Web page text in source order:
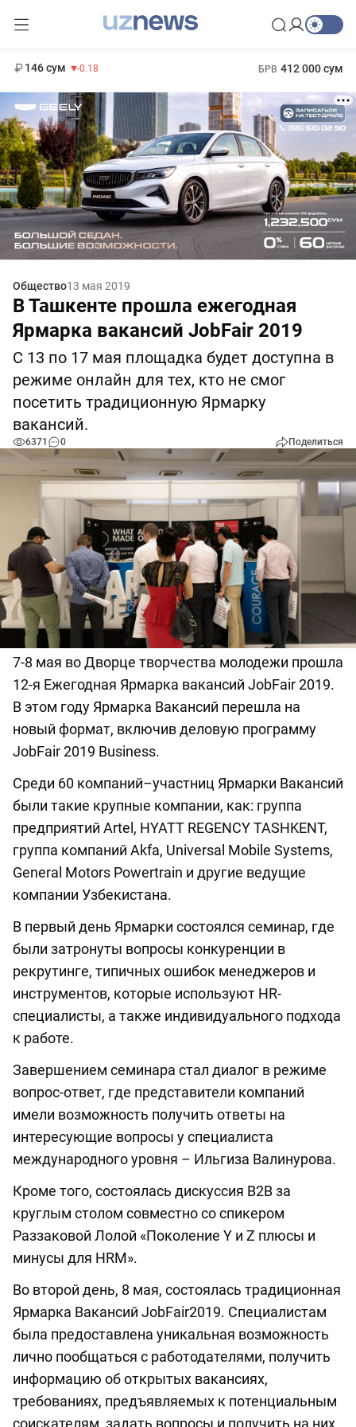
146 сум -0.18 БРВ 412 000 сум
Общество13 мая 2019
В Ташкенте прошла ежегодная
Ярмарка вакансий JobFair 2019
С 13 по 17 мая площадка будет доступна в
режиме онлайн для тех, кто не смог
посетить традиционную Ярмарку
вакансий.
6371 0 Поделиться
7-8 мая во Дворце творчества молодежи прошла
12-я Ежегодная Ярмарка вакансий JobFair 2019.
В этом году Ярмарка Вакансий перешла на
новый формат, включив деловую программу
JobFair 2019 Business.
Среди 60 компаний–участниц Ярмарки Вакансий
были такие крупные компании, как: группа
предприятий Artel, HYATT REGENCY TASHKENT,
группа компаний Akfa, Universal Mobile Systems,
General Motors Powertrain и другие ведущие
компании Узбекистана.
В первый день Ярмарки состоялся семинар, где
были затронуты вопросы конкуренции в
рекрутинге, типичных ошибок менеджеров и
инструментов, которые используют HR-
специалисты, а также индивидуального подхода
к работе.
Завершением семинара стал диалог в режиме
вопрос-ответ, где представители компаний
имели возможность получить ответы на
интересующие вопросы у специалиста
международного уровня – Ильгиза Валинурова.
Кроме того, состоялась дискуссия B2B за
круглым столом совместно со спикером
Раззаковой Лолой «Поколение Y и Z плюсы и
минусы для HRM».
Во второй день, 8 мая, состоялась традиционная
Ярмарка Вакансий JobFair2019. Специалистам
была предоставлена уникальная возможность
лично пообщаться с работодателями, получить
информацию об открытых вакансиях,
требованиях, предъявляемых к потенциальным
соискателям, задать вопросы и получить на них